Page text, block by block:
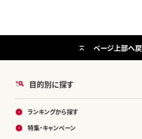
目的別に探す
ランキングから探す
特集・キャンペーン
ページ上部へ